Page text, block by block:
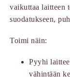
vaikuttaa laitteen
suodatukseen,
Toimi näin:
Pyyhi
vähintään